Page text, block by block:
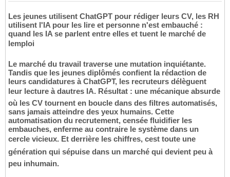
Les jeunes utilisent ChatGPT pour rédiger leurs CV, les RH
utilisent l'IA pour les lire et personne n'est embauché :
quand les IA se parlent entre elles et tuent le marché de
lemploi
Le marché du travail traverse une mutation inquiétante.
Tandis que les jeunes diplômés confient la rédaction de
leurs candidatures à ChatGPT, les recruteurs délèguent
leur lecture à dautres IA. Résultat : une mécanique absurde
où les CV tournent en boucle dans des filtres automatisés,
sans jamais atteindre des yeux humains. Cette
automatisation du recrutement, censée fluidifier les
embauches, enferme au contraire le système dans un
cercle vicieux. Et derrière les chiffres, cest toute une
génération qui sépuise dans un marché qui devient peu à
peu inhumain.